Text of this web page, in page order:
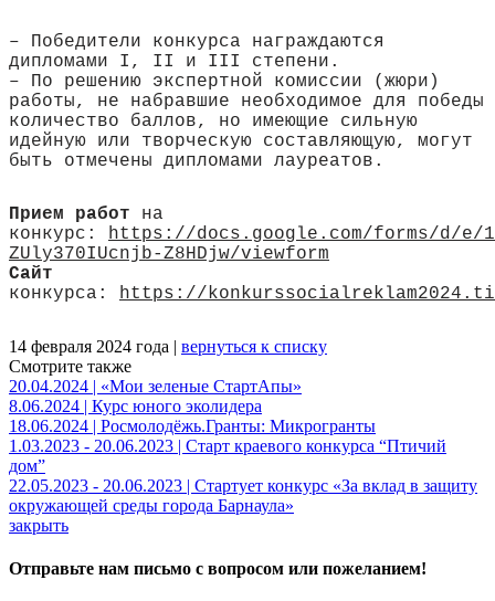
– Победители конкурса награждаются
дипломами I, II и III степени.
– По решению экспертной комиссии (жюри)
работы, не набравшие необходимое для победы
количество баллов, но имеющие сильную
идейную или творческую составляющую, могут
быть отмечены дипломами лауреатов.
Прием работ на
конкурс: https://docs.google.com/forms/d/e/
ZUly370IUcnjb-Z8HDjw/viewform
Сайт
конкурса: https://
14 февраля 2024 года | вернуться к списку
Смотрите также
20.04.2024 | «Мои зеленые СтартАпы»
8.06.2024 | Курс юного эколидера
18.06.2024 | Росмолодёжь.Гранты: Микрогранты
1.03.2023 - 20.06.2023 | Старт краевого конкурса “Птичий
дом”
22.05.2023 - 20.06.2023 | Стартует конкурс «За вклад в защиту
окружающей среды города Барнаула»
закрыть
Отправьте нам письмо с вопросом или пожеланием!